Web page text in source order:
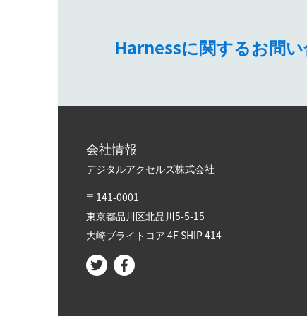
Harnessに関するお問
会社情報
デジタルアクセルズ株式会社
〒141-0001
東京都品川区北品川5-5-15​
大崎ブライトコア 4F SHIP 414